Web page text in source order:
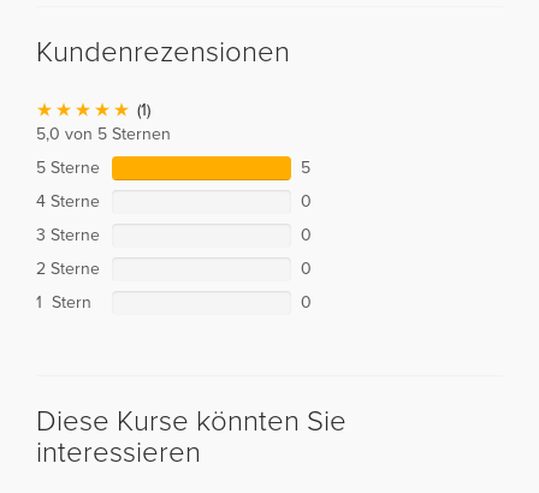
Kundenrezensionen
(1)
5,0 von 5 Sternen
5 Sterne
5
4 Sterne
0
3 Sterne
0
2 Sterne
0
1 Stern
0
Diese Kurse könnten Sie
interessieren